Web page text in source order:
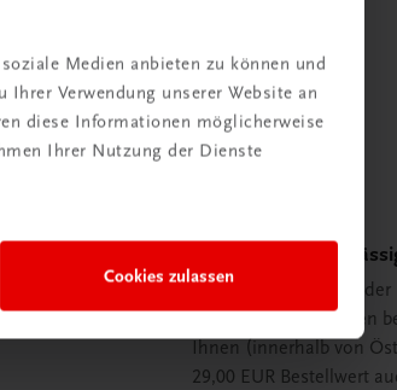
Medien anbieten zu können und
Verwendung unserer Website an
diese Informationen möglicherweise
Ihrer Nutzung der Dienste
Cookies zulassen
Schnell und
Ihre Bestellung ist in der
spätestens 48 Stunden
Ihnen (innerhalb von
29,00 EUR Bestellwert